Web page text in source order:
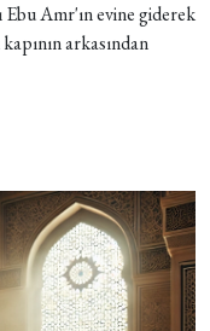
Ebu Amr'ın evine giderek
arkasından